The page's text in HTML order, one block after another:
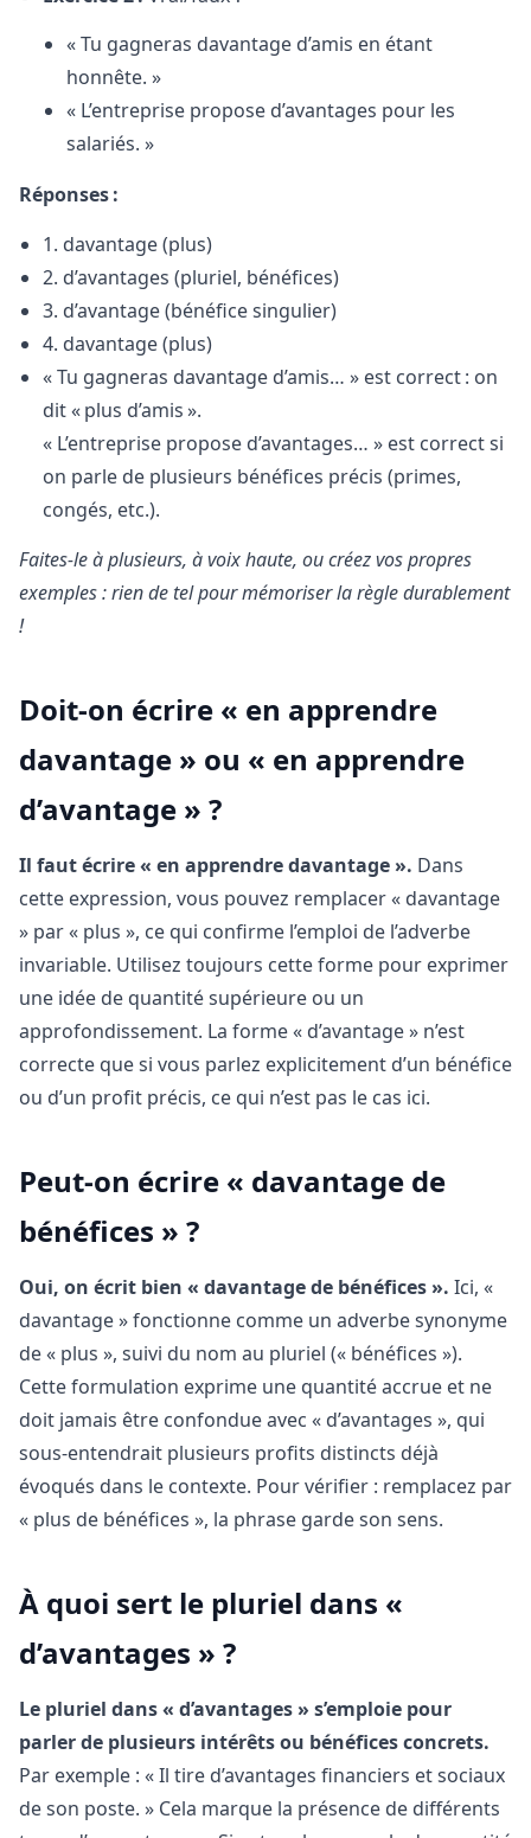
« Tu gagneras davantage d’amis en étant
honnête. »
« L’entreprise propose d’avantages pour les
salariés. »
Réponses :
1. davantage (plus)
2. d’avantages (pluriel, bénéfices)
3. d’avantage (bénéfice singulier)
4. davantage (plus)
« Tu gagneras davantage d’amis… » est correct : on
dit « plus d’amis ».
« L’entreprise propose d’avantages… » est correct si
on parle de plusieurs bénéfices précis (primes,
congés, etc.).
Faites-le à plusieurs, à voix haute, ou créez vos propres
exemples : rien de tel pour mémoriser la règle durablement
!
Doit-on écrire « en apprendre
davantage » ou « en apprendre
d’avantage » ?
Il faut écrire « en apprendre davantage ». Dans
cette expression, vous pouvez remplacer « davantage
» par « plus », ce qui confirme l’emploi de l’adverbe
invariable. Utilisez toujours cette forme pour exprimer
une idée de quantité supérieure ou un
approfondissement. La forme « d’avantage » n’est
correcte que si vous parlez explicitement d’un bénéfice
ou d’un profit précis, ce qui n’est pas le cas ici.
Peut-on écrire « davantage de
bénéfices » ?
Oui, on écrit bien « davantage de bénéfices ». Ici, «
davantage » fonctionne comme un adverbe synonyme
de « plus », suivi du nom au pluriel (« bénéfices »).
Cette formulation exprime une quantité accrue et ne
doit jamais être confondue avec « d’avantages », qui
sous-entendrait plusieurs profits distincts déjà
évoqués dans le contexte. Pour vérifier : remplacez par
« plus de bénéfices », la phrase garde son sens.
À quoi sert le pluriel dans «
d’avantages » ?
Le pluriel dans « d’avantages » s’emploie pour
parler de plusieurs intérêts ou bénéfices concrets.
Par exemple : « Il tire d’avantages financiers et sociaux
de son poste. » Cela marque la présence de différents